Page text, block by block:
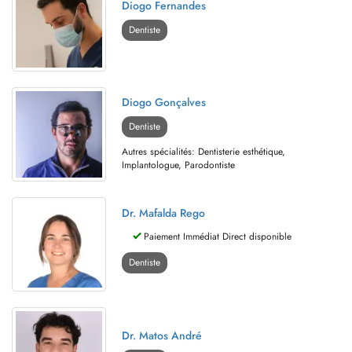
Diogo Fernandes
Dentiste
Diogo Gonçalves
Dentiste
Autres spécialités: Dentisterie esthétique,
Implantologue, Parodontiste
Dr. Mafalda Rego
Paiement Immédiat Direct disponible
Dentiste
Dr. Matos André